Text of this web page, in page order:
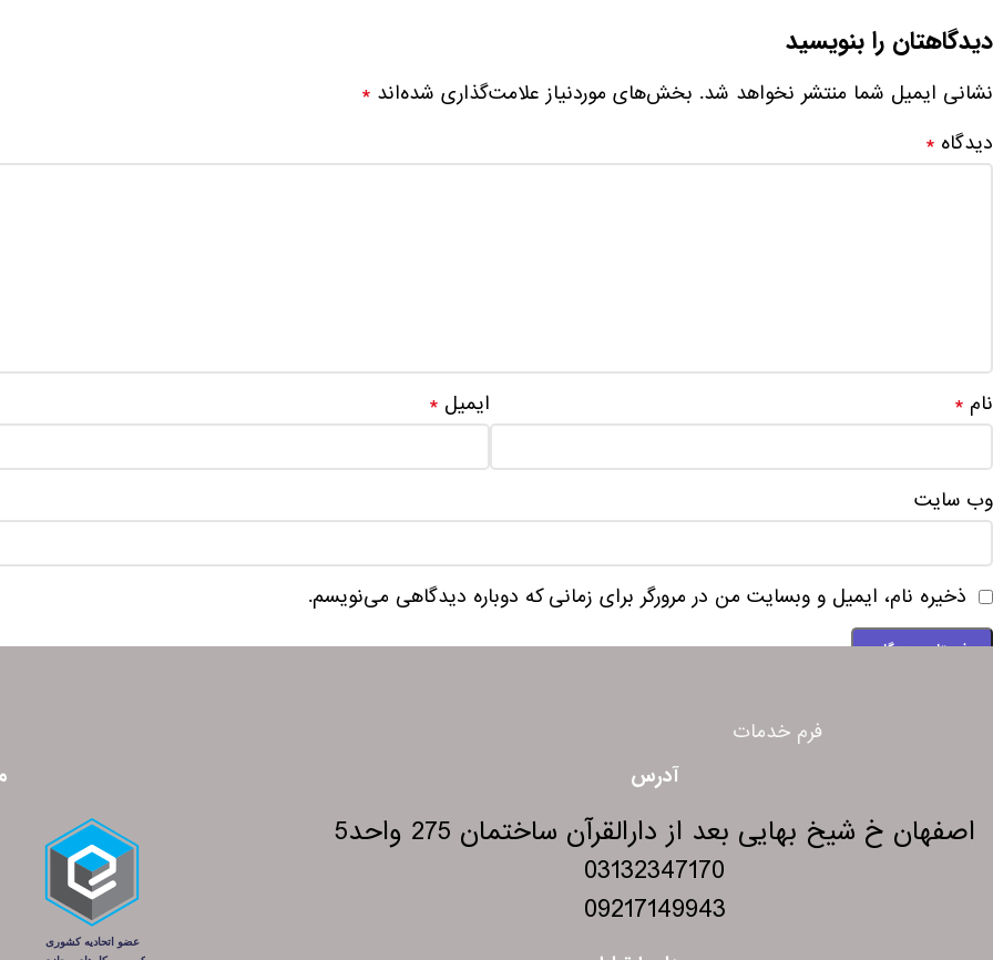
دیدگاهتان را بنویسید
نشانی ایمیل شما منتشر نخواهد شد. بخش‌های موردنیاز علامت‌گذاری شده‌اند *
دیدگاه *
نام * ایمیل*
وب‌ سایت
ذخیره نام، ایمیل و وبسایت من در مرورگر برای زمانی که دوباره دیدگاهی می‌نویسم.
فرم خدمات
آدرس
اصفهان خ شیخ بهایی بعد از دارالقرآن ساختمان 275 واحد5
03132347170
09217149943